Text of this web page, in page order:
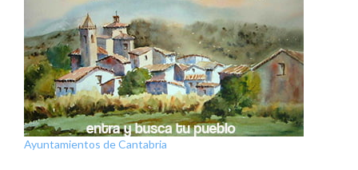
Ayuntamientos de Cantabria